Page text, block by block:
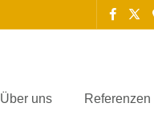
Über uns Referenzen